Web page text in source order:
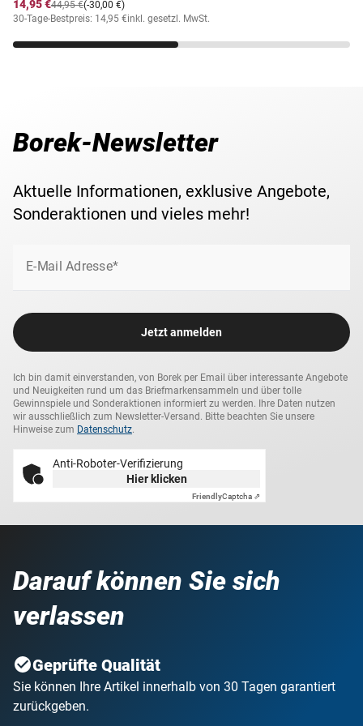
14,95 €
(-30,00 €)
44,95 €
30-Tage-Bestpreis: 14,95 €inkl. gesetzl. MwSt.
Borek-Newsletter
Aktuelle Informationen, exklusive Angebote,
Sonderaktionen und vieles mehr!
E-Mail Adresse*
Jetzt anmelden
Ich bin damit einverstanden, von Borek per Email über interessante Angebote
und Neuigkeiten rund um das Briefmarkensammeln und über tolle
Gewinnspiele und Sonderaktionen informiert zu werden. Ihre Daten nutzen
wir ausschließlich zum Newsletter-Versand. Bitte beachten Sie unsere
Hinweise zum Datenschutz.
Anti-Roboter-Verifizierung
Hier klicken
FriendlyCaptcha ⇗
Darauf können Sie sich
verlassen
Geprüfte Qualität
Sie können Ihre Artikel innerhalb von 30 Tagen garantiert
zurückgeben.